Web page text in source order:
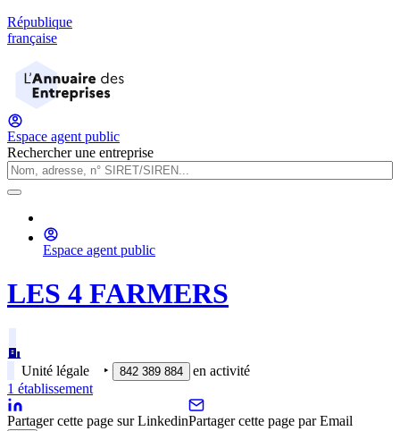
République
française
Espace agent public
Rechercher une entreprise
Espace agent public
LES 4 FARMERS
Unité légale ‣ 842 389 884
en activité
1 établissement
Partager cette page sur LinkedinPartager cette page par Email